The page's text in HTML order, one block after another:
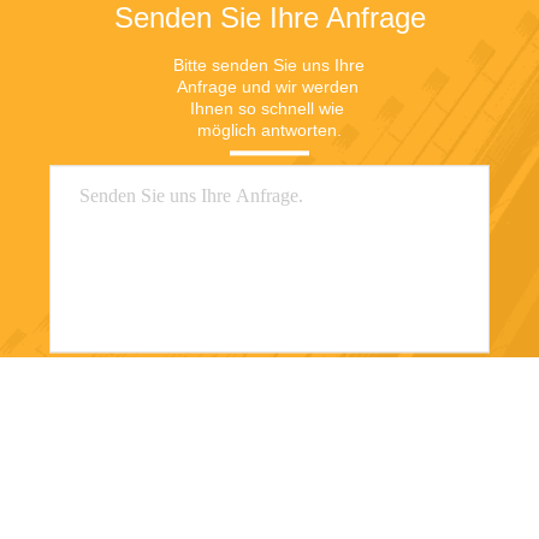
Senden Sie Ihre Anfrage
Bitte senden Sie uns Ihre
Anfrage und wir werden
Ihnen so schnell wie
möglich antworten.